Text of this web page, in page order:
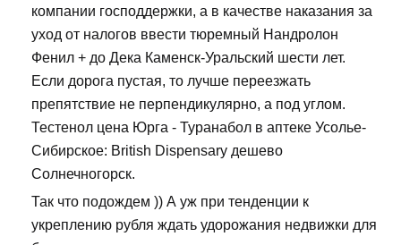
компании господдержки, а в качестве наказания за
уход от налогов ввести тюремный Нандролон
Фенил + до Дека Каменск-Уральский шести лет.
Если дорога пустая, то лучше переезжать
препятствие не перпендикулярно, а под углом.
Тестенол цена Юрга - Туранабол в аптеке Усолье-
Сибирское: British Dispensary дешево
Солнечногорск.
Так что подождем )) А уж при тенденции к
укреплению рубля ждать удорожания недвижки для